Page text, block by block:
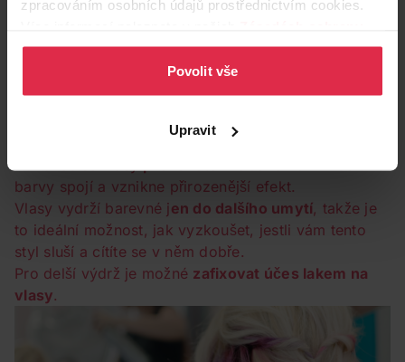
zpracováním osobních údajů prostřednictvím cookies.
osobních údajů.
Povolit vše
Upravit
K vytvořeníduhového efektu potřebujete alespoň
, které bývají součástí balení, a těmi sjedete
až ke konečkům pramene.
Postupně pudry aplikujete na všechny prameny
které chcete mít barevné.
barvy spojí a vznikne přirozenější efekt.
Vlasy vydrží barevné jen do dalšího umytí, takže je
to ideální možnost, jak vyzkoušet, jestli vám tento
styl sluší a cítíte se v něm dobře.
Pro delší výdrž je možné zafixovat účes lakem na
vlasy.